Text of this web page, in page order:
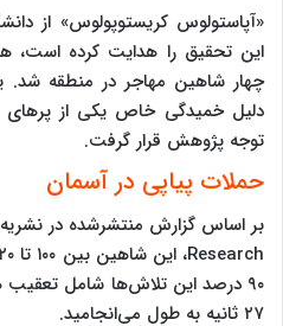
«آپاستولوس کریستوپولوس» از
این تحقیق را هدایت کرده است،
چهار شاهین مهاجر در منطقه شد.
دلیل خمیدگی خاص یکی از پرهای
توجه پژوهش قرار گرفت.
حملات پیاپی در آسمان
۲۷ ثانیه به طول می‌انجامید.